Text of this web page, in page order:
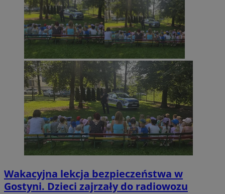
Wakacyjna lekcja bezpieczeństwa w
Gostyni. Dzieci zajrzały do radiowozu